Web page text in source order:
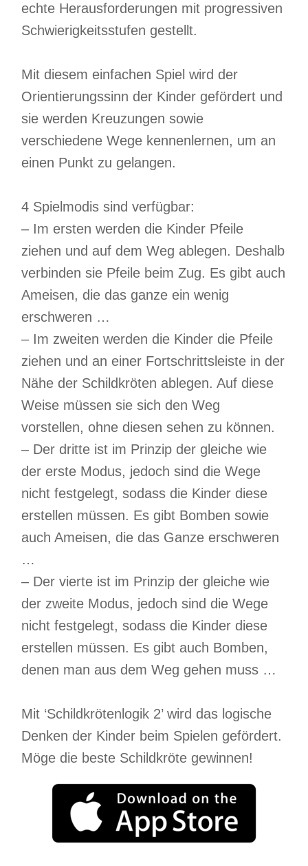
echte Herausforderungen mit progressiven
Schwierigkeitsstufen gestellt.
Mit diesem einfachen Spiel wird der
Orientierungssinn der Kinder gefördert und
sie werden Kreuzungen sowie
verschiedene Wege kennenlernen, um an
einen Punkt zu gelangen.
4 Spielmodis sind verfügbar:
– Im ersten werden die Kinder Pfeile
ziehen und auf dem Weg ablegen. Deshalb
verbinden sie Pfeile beim Zug. Es gibt auch
Ameisen, die das ganze ein wenig
erschweren …
– Im zweiten werden die Kinder die Pfeile
ziehen und an einer Fortschrittsleiste in der
Nähe der Schildkröten ablegen. Auf diese
Weise müssen sie sich den Weg
vorstellen, ohne diesen sehen zu können.
– Der dritte ist im Prinzip der gleiche wie
der erste Modus, jedoch sind die Wege
nicht festgelegt, sodass die Kinder diese
erstellen müssen. Es gibt Bomben sowie
auch Ameisen, die das Ganze erschweren
…
– Der vierte ist im Prinzip der gleiche wie
der zweite Modus, jedoch sind die Wege
nicht festgelegt, sodass die Kinder diese
erstellen müssen. Es gibt auch Bomben,
denen man aus dem Weg gehen muss …
Mit ‘Schildkrötenlogik 2’ wird das logische
Denken der Kinder beim Spielen gefördert.
Möge die beste Schildkröte gewinnen!